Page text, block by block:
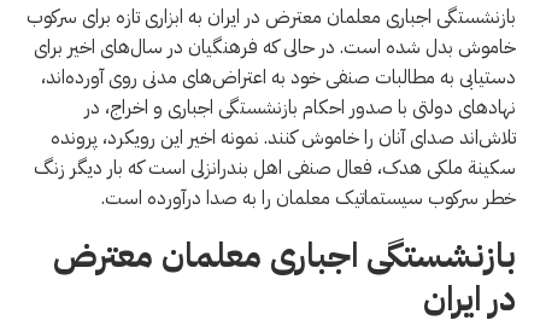
بازنشستگی اجباری معلمان معترض در ایران به ابزاری تازه برای سرکوب
خاموش بدل شده است. در حالی که فرهنگیان در سال‌های اخیر برای
دستیابی به مطالبات صنفی خود به اعتراض‌های مدنی روی آورده‌اند،
نهادهای دولتی با صدور احکام بازنشستگی اجباری و اخراج، در
تلاش‌اند صدای آنان را خاموش کنند. نمونه اخیر این رویکرد، پرونده
سكينة ملکی هدک، فعال صنفی اهل بندرانزلی است که بار دیگر زنگ
خطر سرکوب سیستماتیک معلمان را به صدا درآورده است.
بازنشستگی اجباری معلمان معترض
در ایران